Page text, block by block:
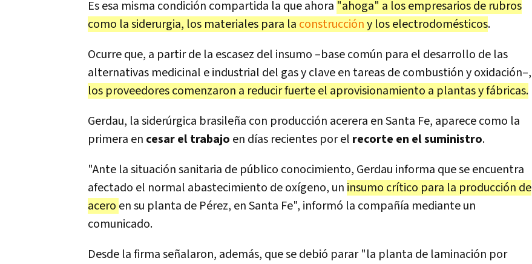
Es esa misma condición compartida la que ahora "ahoga" a los empresarios de rubros
como la siderurgia, los materiales para la construccióny los electrodomésticos.
Ocurre que, a partir de la escasez del insumo –base común para el desarrollo de las
alternativas medicinal e industrial del gas y clave en tareas de combustión y oxidación–,
los proveedores comenzaron a reducir fuerte el aprovisionamiento a plantas y fábricas.
Gerdau, la siderúrgica brasileña con producción acerera en Santa Fe, aparece como la
primera en cesar el trabajo en días recientes por el recorte en el suministro.
"Ante la situación sanitaria de público conocimiento, Gerdau informa que se encuentra
afectado el normal abastecimiento de oxígeno, un insumo crítico para la producción de
acero en su planta de Pérez, en Santa Fe", informó la compañía mediante un
comunicado.
Desde la firma señalaron, además, que se debió parar "la planta de laminación por